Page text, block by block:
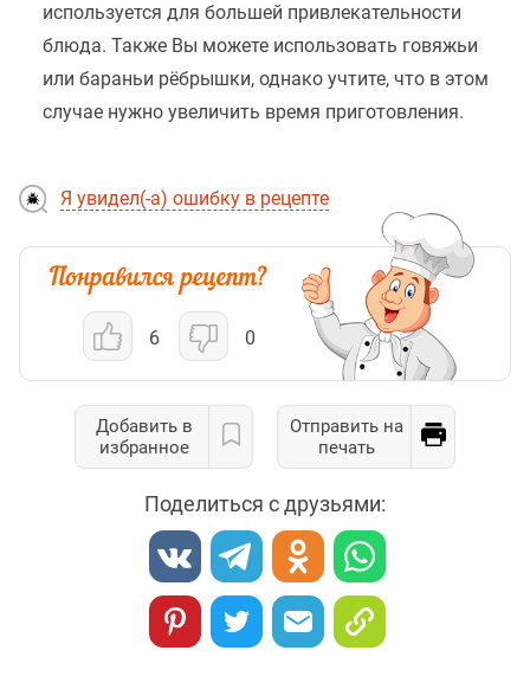
используется для большей привлекательности
блюда. Также Вы можете использовать говяжьи
или бараньи рёбрышки, однако учтите, что в этом
случае нужно увеличить время приготовления.
Я увидел(-а) ошибку в рецепте
6 0
Добавить в
избранное
Отправить на
печать
Поделиться с друзьями: